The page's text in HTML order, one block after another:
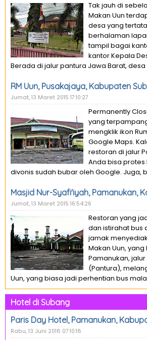
Tak jauh di
Makan Uun
desa yang
berhalaman
tampil bagai
kantor Kepala
Berada di jalur pantura Jawa Barat, desa
RM Uun, Pusakajaya, Kabupaten
Jumat, 13 Maret 2015 17:10:27
Permanently
yang
mengklik ikon
Google Maps.
restoran di jalur
Anda bisa
divonis sudah bubar oleh Google. Juga,
Masjid Nur-Syafi'iyah, Pamanukan,
Jumat, 13 Maret 2015 16:54:26
Restoran yang
dan istirahat bus
jamak
Makan Uun,
Pamanukan,
(Pantura),
Uun, yang biasa jadi perhentian bus
Hotel di Subang
Paris Day Hotel, Pamanukan,
Rabu, 13 Juni 2018 07:10:18